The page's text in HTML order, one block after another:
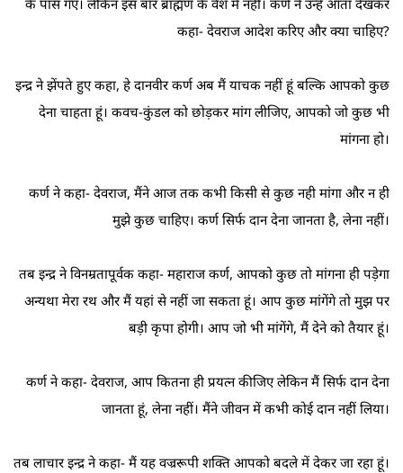
के पास गए। लेकिन इस बार ब्राह्मण के वेश में नहीं। कर्ण ने उन्हें आता देखकर
कहा- देवराज आदेश करिए और क्या चाहिए?
इन्द्र ने झेंपते हुए कहा, हे दानवीर कर्ण अब मैं याचक नहीं हूं बल्कि आपको कुछ
देना चाहता हूं। कवच-कुंडल को छोड़कर मांग लीजिए, आपको जो कुछ भी
मांगना हो।
कर्ण ने कहा- देवराज, मैंने आज तक कभी किसी से कुछ नही मांगा और न ही
मुझे कुछ चाहिए। कर्ण सिर्फ दान देना जानता है, लेना नहीं।
तब इन्द्र ने विनम्रतापूर्वक कहा- महाराज कर्ण, आपको कुछ तो मांगना ही पड़ेगा
अन्यथा मेरा रथ और मैं यहां से नहीं जा सकता हूं। आप कुछ मांगेंगे तो मुझ पर
बड़ी कृपा होगी। आप जो भी मांगेंगे, मैं देने को तैयार हूं।
कर्ण ने कहा- देवराज, आप कितना ही प्रयत्न कीजिए लेकिन मैं सिर्फ दान देना
जानता हूं, लेना नहीं। मैंने जीवन में कभी कोई दान नहीं लिया।
तब लाचार इन्द्र ने कहा- मैं यह वज्ररूपी शक्ति आपको बदले में देकर जा रहा हूं।